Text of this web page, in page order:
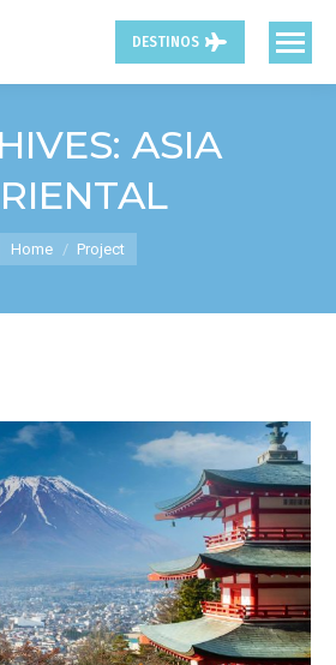
DESTINOS
ASIA
You are here:
Home Project